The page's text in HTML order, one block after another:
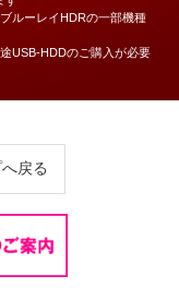
ルーレイHDRの一部機種
USB-HDDのご購入が必要
戻る